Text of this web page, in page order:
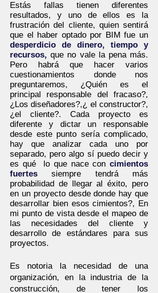
Estás fallas tienen diferentes
resultados, y uno de ellos es la
frustración del cliente, quien sentirá
que el haber optado por BIM fue un
desperdicio de dinero, tiempo y
recursos, que no vale la pena más.
Pero habrá que hacer varios
cuestionamientos donde nos
preguntaremos, ¿Quién es el
principal responsable del fracaso?,
¿Los diseñadores?,¿ el constructor?,
¿el cliente?. Cada proyecto es
diferente y dictar un responsable
desde este punto sería complicado,
hay que analizar cada uno por
separado, pero algo sí puedo decir y
es qué lo que nace con cimientos
fuertes siempre tendrá más
probabilidad de llegar al éxito, pero
en un proyecto desde donde hay que
desarrollar bien esos cimientos?, En
mi punto de vista desde el mapeo de
las necesidades del cliente y
desarrollo de estándares para sus
proyectos.
Es notoria la necesidad de una
organización, en la industria de la
construcción, de tener los